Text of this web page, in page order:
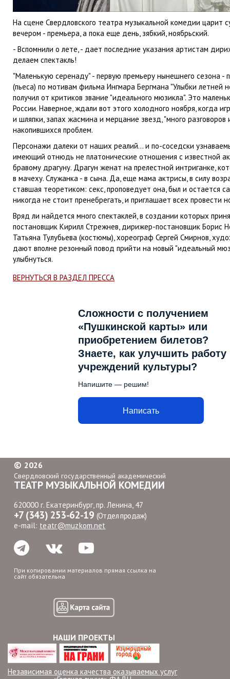
На сцене Свердловского театра музыкальной комедии царит
вечером - премьера, а пока еще день, зябкий, ноябрьский.
- Вспомнили о лете, - дает последние указания артистам
делаем спектакль!
"Маленькую серенаду" - первую премьеру нынешнего сезона
(пьеса) по мотивам фильма Ингмара Бергмана "Улыбки летней
получил от критиков звание "идеального мюзикла". Это
России. Наверное, ждали вот этого холодного ноября, когда
и шляпки, запах жасмина и мерцание звезд, "много
накопившихся проблем.
Персонажи далеки от наших реалий… и по-соседски
имеющий отнюдь не платонические отношения с известной
бравому драгуну. Драгун женат на прелестной интриганке,
в мачеху. Служанка - в сына. Да, еще мама актрисы, в силу
ставшая теоретиком: секс, проповедует она, был и остается
никогда не стоит пренебрегать, и приглашает всех провести
Вряд ли найдется много спектаклей, в создании которых
постановщик Кирилл Стрежнев, дирижер-постановщик Борис
Татьяна Тулубьева (костюмы), хореограф Сергей Смирнов,
дают вполне резонный повод прийти на новый "идеальный
улыбнуться.
ВЕРНУТЬСЯ В РАЗДЕЛ ПРЕССА
Сложности с получением
«Пушкинской карты» или
приобретением билетов?
Знаете, как улучшить работу
учреждений культуры?
Напишите — решим!
Написать
© 2026
Свердловский государственный академический
ТЕАТР МУЗЫКАЛЬНОЙ КОМЕДИИ
620000 г. Екатеринбург, пр. Ленина, 47
+7 (343) 253-62-19 (Отдел продаж)
e-mail: teatr@muzkom.net
При копировании материалов прямая ссылка на
сайт обязательна
НАШИ ПРОЕКТЫ
Независимая оценка качества оказываемых услуг